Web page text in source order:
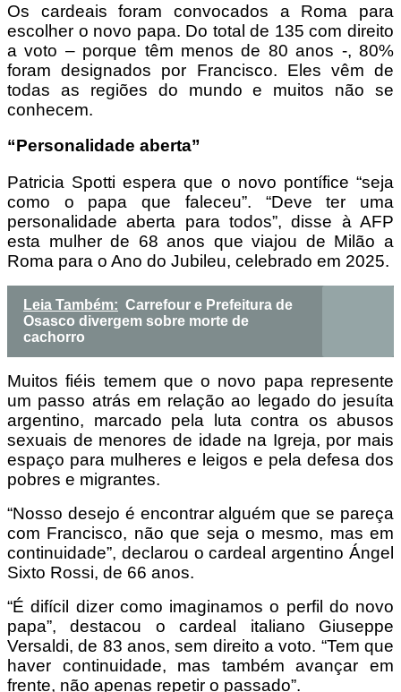
Os cardeais foram convocados a Roma para
escolher o novo papa. Do total de 135 com direito
a voto – porque têm menos de 80 anos -, 80%
foram designados por Francisco. Eles vêm de
todas as regiões do mundo e muitos não se
conhecem.
“Personalidade aberta”
Patricia Spotti espera que o novo pontífice “seja
como o papa que faleceu”. “Deve ter uma
personalidade aberta para todos”, disse à AFP
esta mulher de 68 anos que viajou de Milão a
Roma para o Ano do Jubileu, celebrado em 2025.
Leia Também: Carrefour e Prefeitura de
Osasco divergem sobre morte de
cachorro
Muitos fiéis temem que o novo papa represente
um passo atrás em relação ao legado do jesuíta
argentino, marcado pela luta contra os abusos
sexuais de menores de idade na Igreja, por mais
espaço para mulheres e leigos e pela defesa dos
pobres e migrantes.
“Nosso desejo é encontrar alguém que se pareça
com Francisco, não que seja o mesmo, mas em
continuidade”, declarou o cardeal argentino Ángel
Sixto Rossi, de 66 anos.
“É difícil dizer como imaginamos o perfil do novo
papa”, destacou o cardeal italiano Giuseppe
Versaldi, de 83 anos, sem direito a voto. “Tem que
haver continuidade, mas também avançar em
frente, não apenas repetir o passado”.